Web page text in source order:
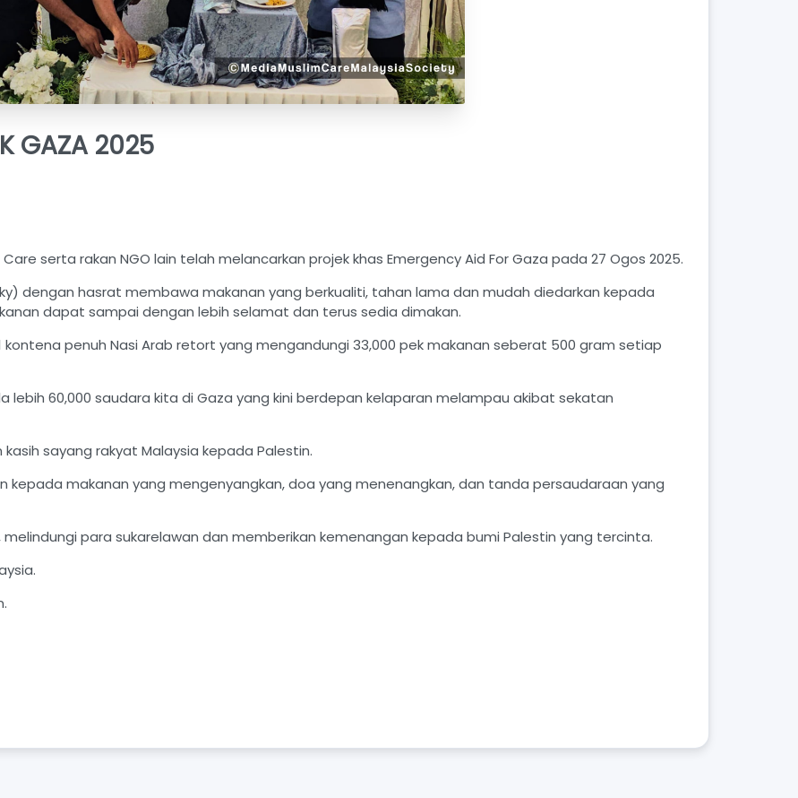
GAZA 2025
serta rakan NGO lain telah melancarkan projek khas Emergency Aid For Gaza pada 27 Ogos 2025.
dengan hasrat membawa makanan yang berkualiti, tahan lama dan mudah diedarkan kepada
dapat sampai dengan lebih selamat dan terus sedia dimakan.
kontena penuh Nasi Arab retort yang mengandungi 33,000 pek makanan seberat 500 gram setiap
60,000 saudara kita di Gaza yang kini berdepan kelaparan melampau akibat sekatan
sayang rakyat Malaysia kepada Palestin.
kepada makanan yang mengenyangkan, doa yang menenangkan, dan tanda persaudaraan yang
para sukarelawan dan memberikan kemenangan kepada bumi Palestin yang tercinta.